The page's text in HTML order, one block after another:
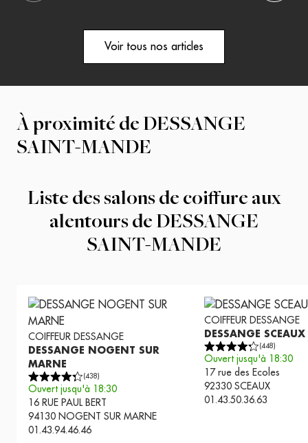
Voir tous nos articles
À proximité de DESSANGE
SAINT-MANDE
Liste des salons de coiffure aux
alentours de DESSANGE
SAINT-MANDE
COIFFEUR DESSANGE
DESSANGE NOGENT SUR
MARNE
(438)
Ouvert jusqu'à 18:30
16 RUE PAUL BERT
94130 NOGENT SUR MARNE
01.43.94.46.46
COIFFEUR DESSANGE
DESSANGE SCEAUX
(448)
Ouvert jusqu'à 18:30
17 rue des Ecoles
92330 SCEAUX
01.43.50.36.63